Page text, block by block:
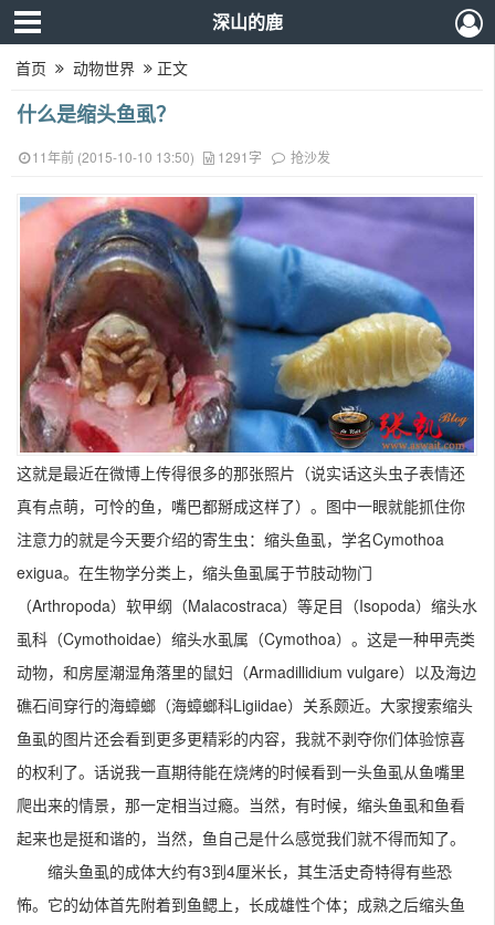
深山的鹿
首页 动物世界 正文
什么是缩头鱼虱？
11年前 (2015-10-10 13:50) 1291字 抢沙发
这就是最近在微博上传得很多的那张照片（说实话这头虫子表情还
真有点萌，可怜的鱼，嘴巴都掰成这样了）。图中一眼就能抓住你
注意力的就是今天要介绍的寄生虫：缩头鱼虱，学名Cymothoa
exigua。在生物学分类上，缩头鱼虱属于节肢动物门
（Arthropoda）软甲纲（Malacostraca）等足目（Isopoda）缩头水
虱科（Cymothoidae）缩头水虱属（Cymothoa）。这是一种甲壳类
动物，和房屋潮湿角落里的鼠妇（Armadillidium vulgare）以及海边
礁石间穿行的海蟑螂（海蟑螂科Ligiidae）关系颇近。大家搜索缩头
鱼虱的图片还会看到更多更精彩的内容，我就不剥夺你们体验惊喜
的权利了。话说我一直期待能在烧烤的时候看到一头鱼虱从鱼嘴里
爬出来的情景，那一定相当过瘾。当然，有时候，缩头鱼虱和鱼看
起来也是挺和谐的，当然，鱼自己是什么感觉我们就不得而知了。
缩头鱼虱的成体大约有3到4厘米长，其生活史奇特得有些恐
怖。它的幼体首先附着到鱼鳃上，长成雄性个体；成熟之后缩头鱼